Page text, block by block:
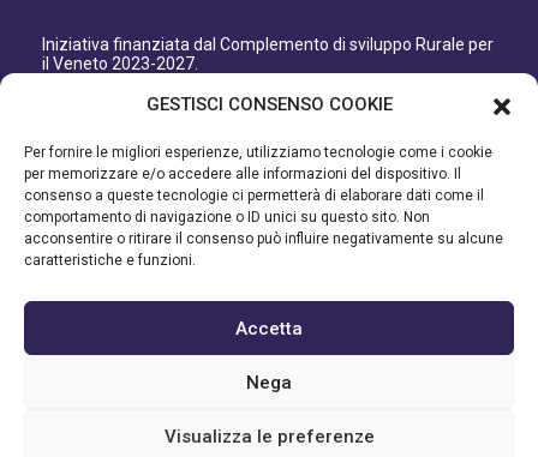
GESTISCI CONSENSO COOKIE
Per fornire le migliori esperienze, utilizziamo tecnologie come i cookie
per memorizzare e/o accedere alle informazioni del dispositivo. Il
consenso a queste tecnologie ci permetterà di elaborare dati come il
comportamento di navigazione o ID unici su questo sito. Non
acconsentire o ritirare il consenso può influire negativamente su alcune
caratteristiche e funzioni.
Accetta
Nega
Visualizza le preferenze
Iniziativa finanziata dal Complemento di sviluppo Rurale per
il Veneto 2023-2027.
Organismo responsabile dell’informazione: GAL Patavino
Autorità di Gestione regionale: Regione del Veneto –
Direzione AdG FEASR Bonifica e Irrigazione.
Iniziativa finanziata dal Programma di Sviluppo Rurale per il
Veneto 2014-2022.
Organismo responsabile dell’informazione: GAL Patavino.
©2023 GAL PATAVINO SCARL - Cap. Soc. 22.000,00€ - R.E.A.
334232 – C.F e P.IVA 03748880287 - All Right Reserved